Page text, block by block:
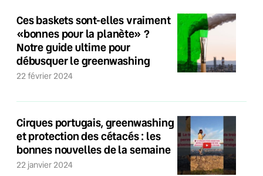
Ces baskets sont-elles vraiment
«bonnes pour la planète» ?
Notre guide ultime pour
débusquer le greenwashing
22 février 2024
Cirques portugais, greenwashing
et protection des cétacés : les
bonnes nouvelles de la semaine
22 janvier 2024